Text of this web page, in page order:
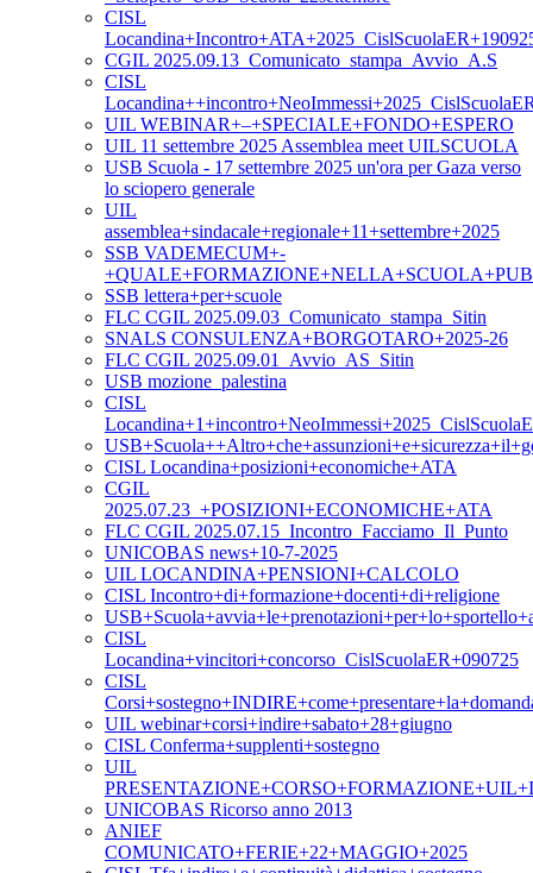
CISL
CGIL 2025.09.13_Comunicato_stampa_Avvio_A.S
CISL
UIL WEBINAR+–+SPECIALE+FONDO+ESPERO
UIL 11 settembre 2025 Assemblea meet UILSCUOLA
USB Scuola - 17 settembre 2025 un'ora per Gaza verso
lo sciopero generale
UIL
assemblea+sindacale+regionale+11+settembre+2025
SSB VADEMECUM+-
SSB lettera+per+scuole
FLC CGIL 2025.09.03_Comunicato_stampa_Sitin
SNALS CONSULENZA+BORGOTARO+2025-26
FLC CGIL 2025.09.01_Avvio_AS_Sitin
USB mozione_palestina
CISL
CISL Locandina+posizioni+economiche+ATA
CGIL
2025.07.23_+POSIZIONI+ECONOMICHE+ATA
FLC CGIL 2025.07.15_Incontro_Facciamo_Il_Punto
UNICOBAS news+10-7-2025
UIL LOCANDINA+PENSIONI+CALCOLO
CISL Incontro+di+formazione+docenti+di+religione
CISL
Locandina+vincitori+concorso_CislScuolaER+090725
CISL
UIL webinar+corsi+indire+sabato+28+giugno
CISL Conferma+supplenti+sostegno
UIL
UNICOBAS Ricorso anno 2013
ANIEF
COMUNICATO+FERIE+22+MAGGIO+2025